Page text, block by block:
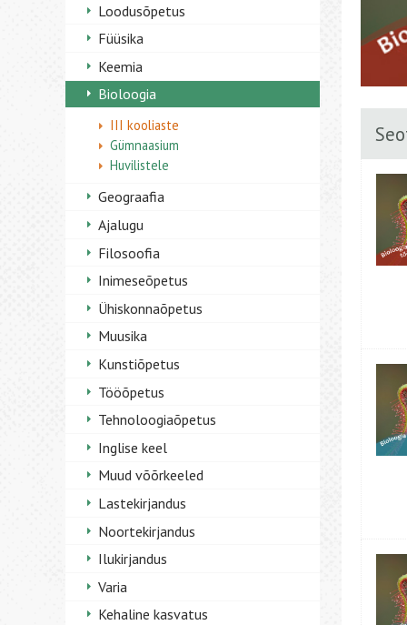
Loodusõpetus
Füüsika
Keemia
Bioloogia
III kooliaste
Gümnaasium
Huvilistele
Geograafia
Ajalugu
Filosoofia
Inimeseõpetus
Ühiskonnaõpetus
Muusika
Kunstiõpetus
Tööõpetus
Tehnoloogiaõpetus
Inglise keel
Muud võõrkeeled
Lastekirjandus
Noortekirjandus
Ilukirjandus
Varia
Kehaline kasvatus